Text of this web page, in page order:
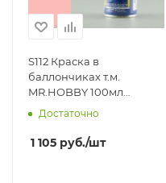
S112 Краска в
баллончиках т.м.
MR.HOBBY 100мл
CHARACTER FLESH (2)
Gunze Sangyo
Достаточно
1 105 руб./шт